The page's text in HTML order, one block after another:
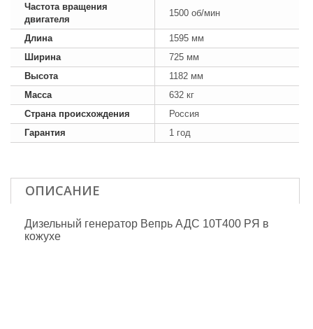
Частота вращения
двигателя
1500 об/мин
Длина
1595 мм
Ширина
725 мм
Высота
1182 мм
Масса
632 кг
Страна происхождения
Россия
Гарантия
1 год
ОПИСАНИЕ
Дизельный генератор Вепрь АДС 10Т400 РЯ в
кожухе